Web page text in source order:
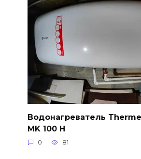
Водонагреватель
MK 100 H
0 81